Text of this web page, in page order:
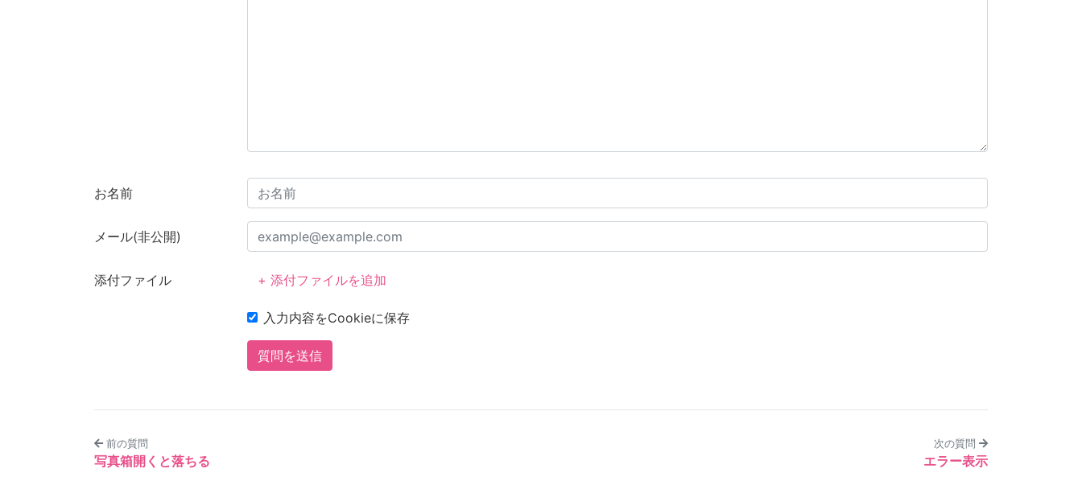
お名前
メール(非公開)
添付ファイル + 添付ファイルを追加
入力内容をCookieに保存
質問を送信
前の質問
写真箱開くと落ちる
次の質問
エラー表示